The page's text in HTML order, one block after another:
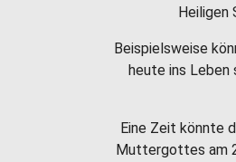
Heiligen
Beispielsweise
heute ins
Eine Zeit könnte
Muttergottes am